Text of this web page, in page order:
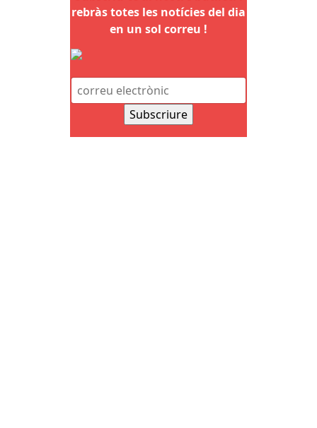
rebràs totes les notícies del dia
en un sol correu !